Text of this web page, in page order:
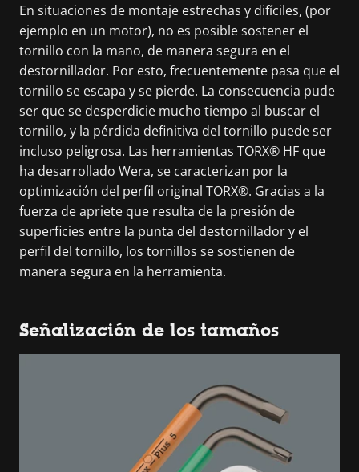
En situaciones de montaje estrechas y difíciles, (por
ejemplo en un motor), no es posible sostener el
tornillo con la mano, de manera segura en el
destornillador. Por esto, frecuentemente pasa que el
tornillo se escapa y se pierde. La consecuencia pude
ser que se desperdicie mucho tiempo al buscar el
tornillo, y la pérdida definitiva del tornillo puede ser
incluso peligrosa. Las herramientas TORX® HF que
ha desarrollado Wera, se caracterizan por la
optimización del perfil original TORX®. Gracias a la
fuerza de apriete que resulta de la presión de
superficies entre la punta del destornillador y el
perfil del tornillo, los tornillos se sostienen de
manera segura en la herramienta.
Señalización de los tamaños